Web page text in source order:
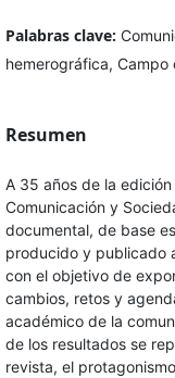
Palabras clave:
hemerográfica,
Resumen
A 35 años de la
Comunicación y
documental, de base
producido y publicado
con el objetivo de
cambios, retos y
académico de la
de los resultados se
revista, el